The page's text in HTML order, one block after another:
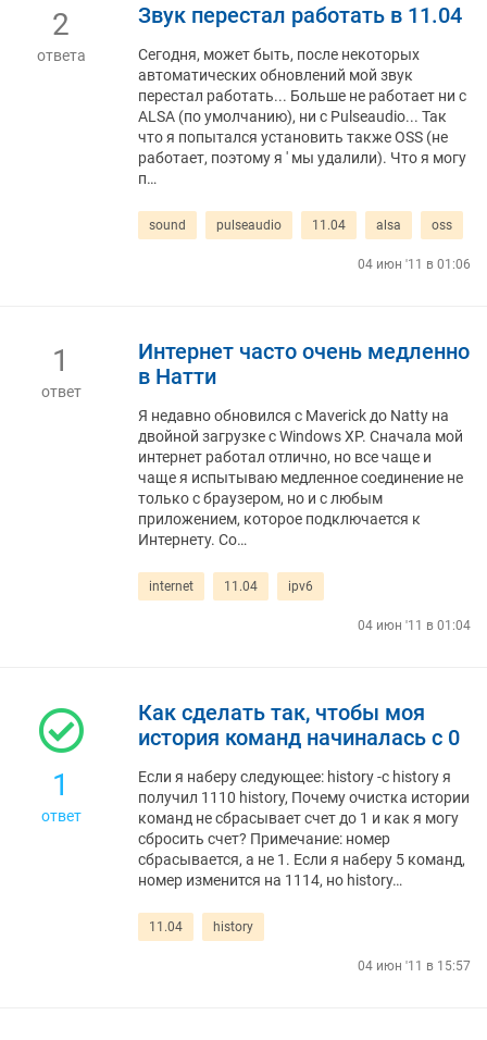
2
ответа
Звук перестал работать в 11.04
Сегодня, может быть, после некоторых
автоматических обновлений мой звук
перестал работать... Больше не работает ни с
ALSA (по умолчанию), ни с Pulseaudio... Так
что я попытался установить также OSS (не
работает, поэтому я ' мы удалили). Что я могу
п…
sound pulseaudio 11.04 alsa oss
04 июн '11 в 01:06
1
ответ
Интернет часто очень медленно
в Натти
Я недавно обновился с Maverick до Natty на
двойной загрузке с Windows XP. Сначала мой
интернет работал отлично, но все чаще и
чаще я испытываю медленное соединение не
только с браузером, но и с любым
приложением, которое подключается к
Интернету. Со…
internet 11.04 ipv6
04 июн '11 в 01:04
1
ответ
Как сделать так, чтобы моя
история команд начиналась с 0
Если я наберу следующее: history -c history я
получил 1110 history, Почему очистка истории
команд не сбрасывает счет до 1 и как я могу
сбросить счет? Примечание: номер
сбрасывается, а не 1. Если я наберу 5 команд,
номер изменится на 1114, но history…
11.04 history
04 июн '11 в 15:57